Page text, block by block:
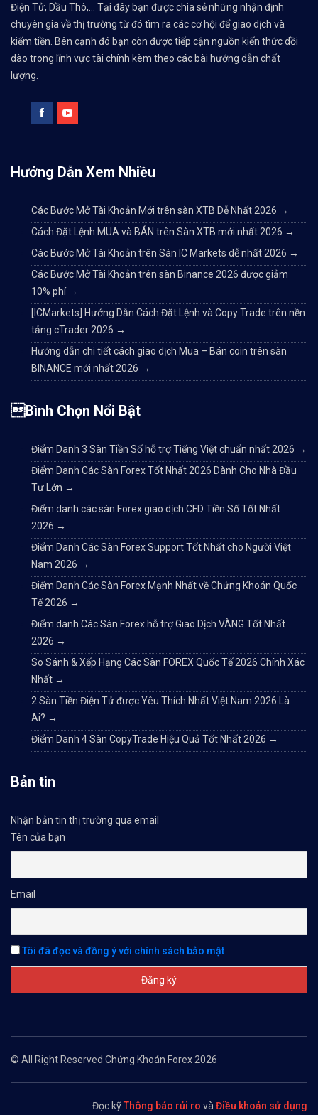
Điện Tử, Dầu Thô,... Tại đây bạn được chia sẻ những nhận định
chuyên gia về thị trường từ đó tìm ra các cơ hội để giao dịch và
kiếm tiền. Bên cạnh đó bạn còn được tiếp cận nguồn kiến thức dồi
dào trong lĩnh vực tài chính kèm theo các bài hướng dẫn chất
lượng.
Hướng Dẫn Xem Nhiều
Các Bước Mở Tài Khoản Mới trên sàn XTB Dễ Nhất 2026 →
Cách Đặt Lệnh MUA và BÁN trên Sàn XTB mới nhất 2026 →
Các Bước Mở Tài Khoản trên Sàn IC Markets dễ nhất 2026 →
Các Bước Mở Tài Khoản trên sàn Binance 2026 được giảm
10% phí →
[ICMarkets] Hướng Dẫn Cách Đặt Lệnh và Copy Trade trên nền
tảng cTrader 2026 →
Hướng dẫn chi tiết cách giao dịch Mua – Bán coin trên sàn
BINANCE mới nhất 2026 →
Bình Chọn Nổi Bật
Điểm Danh 3 Sàn Tiền Số hỗ trợ Tiếng Việt chuẩn nhất 2026 →
Điểm Danh Các Sàn Forex Tốt Nhất 2026 Dành Cho Nhà Đầu
Tư Lớn →
Điểm danh các sàn Forex giao dịch CFD Tiền Số Tốt Nhất
2026 →
Điểm Danh Các Sàn Forex Support Tốt Nhất cho Người Việt
Nam 2026 →
Điểm Danh Các Sàn Forex Mạnh Nhất về Chứng Khoán Quốc
Tế 2026 →
Điểm danh Các Sàn Forex hỗ trợ Giao Dịch VÀNG Tốt Nhất
2026 →
So Sánh & Xếp Hạng Các Sàn FOREX Quốc Tế 2026 Chính Xác
Nhất →
2 Sàn Tiền Điện Tử được Yêu Thích Nhất Việt Nam 2026 Là
Ai? →
Điểm Danh 4 Sàn CopyTrade Hiệu Quả Tốt Nhất 2026 →
Bản tin
Nhận bản tin thị trường qua email
Tên của bạn
Email
Tôi đã đọc và đồng ý với chính sách bảo mật
© All Right Reserved Chứng Khoán Forex 2026
Đọc kỹThông báo rủi ro và Điều khoản sử dụng